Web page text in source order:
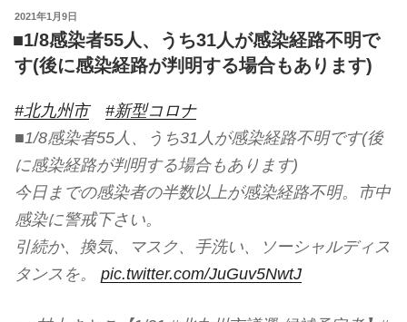
投
日:
2021年1月9日
■1/8感染者55人、うち31人が感染経路不明で
す(後に感染経路が判明する場合もあります)
#北九州市
#新型コロナ
■1/8感染者55人、うち31人が感染経路不明です(後
に感染経路が判明する場合もあります)
今日までの感染者の半数以上が感染経路不明。市中
感染に警戒下さい。
引続か、換気、マスク、手洗い、ソーシャルディス
タンスを。 pic.twitter.com/JuGuv5NwtJ